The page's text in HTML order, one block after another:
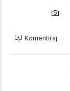
Komentiraj